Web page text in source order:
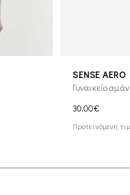
SENSE AERO
Γυναικείο
30,00€
Προτεινόμενη